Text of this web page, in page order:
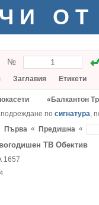
ОТ
№
Заглавия Етикети
«Балкантон
по сигнатура,
Първа « Предишна «
ТВ Обектив
1657